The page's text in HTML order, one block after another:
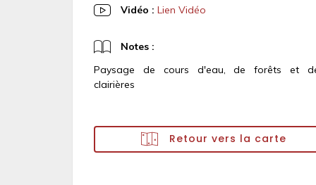
Vidéo : Lien Vidéo
Notes :
Paysage de cours d'eau, de forêts et
clairières
Retour vers la carte